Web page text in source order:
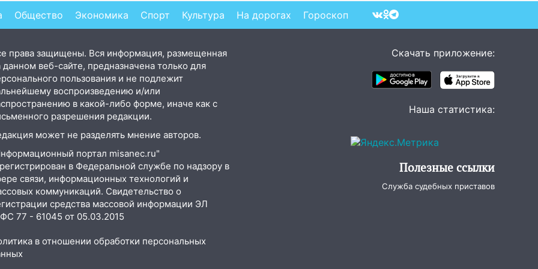
Общество Экономика Спорт Культура На дорогах Гороскоп
права защищены. Вся информация, размещенная
данном веб-сайте, предназначена только для
пользования и не подлежит
воспроизведению и/или
в какой-либо форме, иначе как с
разрешения редакции.
может не разделять мнение авторов.
портал misanec.ru"
в Федеральной службе по надзору в
связи, информационных технологий и
коммуникаций. Свидетельство о
средства массовой информации ЭЛ
77 - 61045 от 05.03.2015
в отношении обработки персональных
Скачать приложение:
Наша статистика:
Полезные ссылки
Служба судебных приставов